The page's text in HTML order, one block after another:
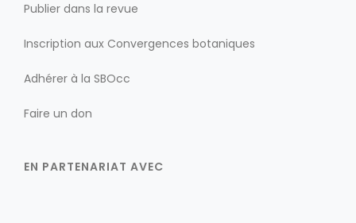
Publier dans la revue
Inscription aux Convergences botaniques
Adhérer à la SBOcc
Faire un don
EN PARTENARIAT AVEC